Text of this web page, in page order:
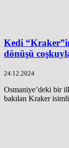
Kedi
dönüşü
24.12.2024
Osmaniye’deki bir
bakılan Kraker